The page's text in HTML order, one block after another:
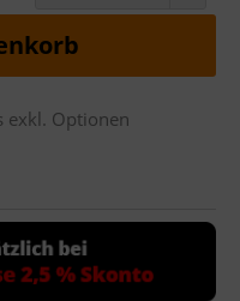
exkl. Optionen